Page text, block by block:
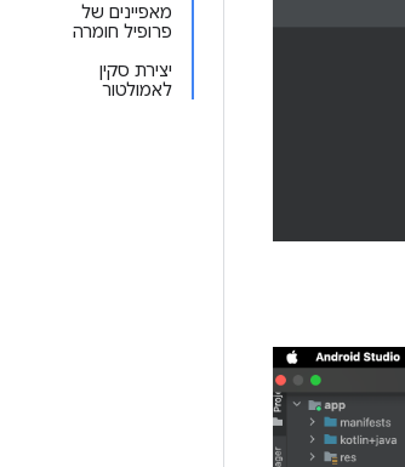
מאפיינים של
פרופיל חומרה
יצירת סקין
לאמולטור